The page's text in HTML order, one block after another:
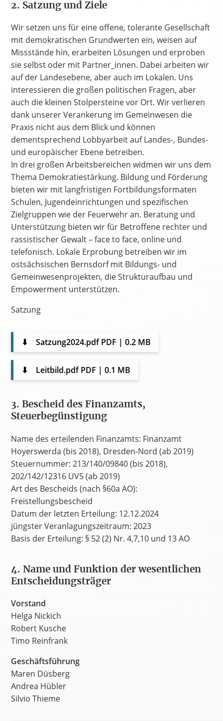
2. Satzung und Ziele
Wir setzen uns für eine offene, tolerante Gesellschaft
mit demokratischen Grundwerten ein, weisen auf
Missstände hin, erarbeiten Lösungen und erproben
sie selbst oder mit Partner_innen. Dabei arbeiten wir
auf der Landesebene, aber auch im Lokalen. Uns
interessieren die großen politischen Fragen, aber
auch die kleinen Stolpersteine vor Ort. Wir verlieren
dank unserer Verankerung im Gemeinwesen die
Praxis nicht aus dem Blick und können
dementsprechend Lobbyarbeit auf Landes-, Bundes-
und europäischer Ebene betreiben.
In drei großen Arbeitsbereichen widmen wir uns dem
Thema Demokratiestärkung. Bildung und Förderung
bieten wir mit langfristigen Fortbildungsformaten
Schulen, Jugendeinrichtungen und spezifischen
Zielgruppen wie der Feuerwehr an. Beratung und
Unterstützung bieten wir für Betroffene rechter und
rassistischer Gewalt – face to face, online und
telefonisch. Lokale Erprobung betreiben wir im
ostsächsischen Bernsdorf mit Bildungs- und
Gemeinwesenprojekten, die Strukturaufbau und
Empowerment unterstützen.
Satzung
⬇ Satzung2024.pdf PDF | 0.2 MB
⬇ Leitbild.pdf PDF | 0.1 MB
3. Bescheid des Finanzamts,
Steuerbegünstigung
Name des erteilenden Finanzamts: Finanzamt
Hoyerswerda (bis 2018), Dresden-Nord (ab 2019)
Steuernummer: 213/140/09840 (bis 2018),
202/142/12316 UV5 (ab 2019)
Art des Bescheids (nach §60a AO):
Freistellungsbescheid
Datum der letzten Erteilung: 12.12.2024
jüngster Veranlagungszeitraum: 2023
Basis der Erteilung: § 52 (2) Nr. 4,7,10 und 13 AO
4. Name und Funktion der wesentlichen
Entscheidungsträger
Vorstand
Helga Nickich
Robert Kusche
Timo Reinfrank
Geschäftsführung
Maren Düsberg
Andrea Hübler
Silvio Thieme